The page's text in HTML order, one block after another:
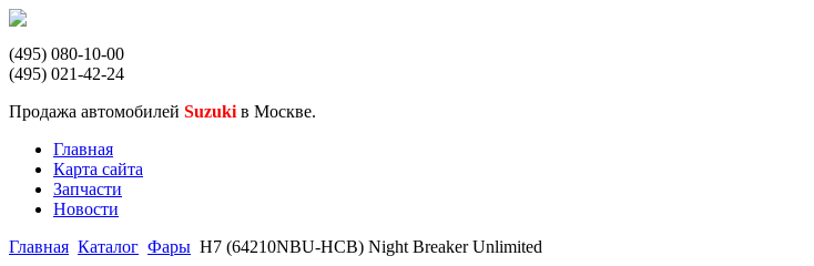
(495) 080-10-00
(495) 021-42-24
Продажа автомобилей Suzuki в Москве.
Главная
Карта сайта
Запчасти
Новости
Главная Каталог Фары H7 (64210NBU-HCB) Night Breaker Unlimited